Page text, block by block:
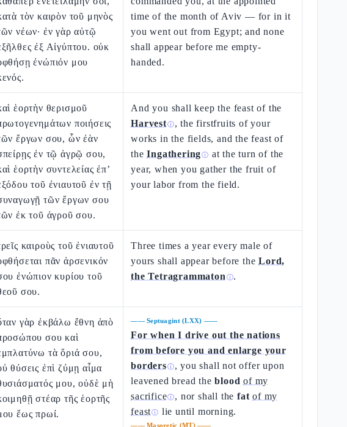
τὸν καιρὸν τοῦ μηνὸς
νέων· ἐν γὰρ αὐτῷ
ἐξ Αἰγύπτου. οὐκ
ἐνώπιόν μου
time of the month of Aviv — for in it
you went out from Egypt; and none
shall appear before me empty-
handed.
ἑορτὴν θερισμοῦ
ποιήσεις
ἔργων σου, ὧν ἐὰν
ἐν τῷ ἀγρῷ σου,
ἑορτὴν συντελείας ἐπ’
τοῦ ἐνιαυτοῦ ἐν τῇ
τῶν ἔργων σου
ἐκ τοῦ ἀγροῦ σου.
And you shall keep the feast of the
Harvestⓘ, the firstfruits of your
works in the fields, and the feast of
theIngatheringⓘ at the turn of the
year, when you gather the fruit of
your labor from the field.
καιροὺς τοῦ ἐνιαυτοῦ
πᾶν ἀρσενικόν
ἐνώπιον κυρίου τοῦ
σου.
Three times a year every male of
yours shall appear before theLord,
the Tetragrammaton ⓘ.
γὰρ ἐκβάλω ἔθνη ἀπὸ
σου καὶ
τὰ ὅριά σου,
θύσεις ἐπὶ ζύμῃ αἷμα
μου, οὐδὲ μὴ
στέαρ τῆς ἑορτῆς
ἕως πρωί.
——Septuagint (LXX) ——
For when I drive out the nations
from before you and enlarge your
bordersⓘ, you shall not offer upon
leavened bread theblood of my
sacrificeⓘ, nor shall thefat of my
feastⓘ lie until morning.
——Masoretic (MT)——